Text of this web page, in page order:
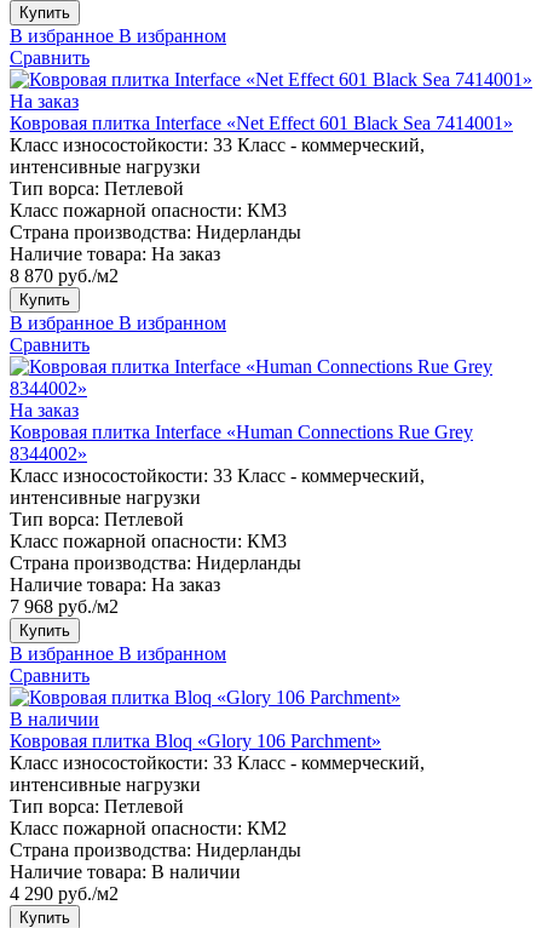
Купить
В избранное В избранном
Сравнить
На заказ
Ковровая плитка Interface «Net Effect 601 Black Sea 7414001»
Класс износостойкости: 33 Класс - коммерческий,
интенсивные нагрузки
Тип ворса: Петлевой
Класс пожарной опасности: КМ3
Страна производства: Нидерланды
Наличие товара: На заказ
8 870 руб./м2
Купить
В избранное В избранном
Сравнить
На заказ
Ковровая плитка Interface «Human Connections Rue Grey
8344002»
Класс износостойкости: 33 Класс - коммерческий,
интенсивные нагрузки
Тип ворса: Петлевой
Класс пожарной опасности: КМ3
Страна производства: Нидерланды
Наличие товара: На заказ
7 968 руб./м2
Купить
В избранное В избранном
Сравнить
В наличии
Ковровая плитка Bloq «Glory 106 Parchment»
Класс износостойкости: 33 Класс - коммерческий,
интенсивные нагрузки
Тип ворса: Петлевой
Класс пожарной опасности: КМ2
Страна производства: Нидерланды
Наличие товара: В наличии
4 290 руб./м2
Купить